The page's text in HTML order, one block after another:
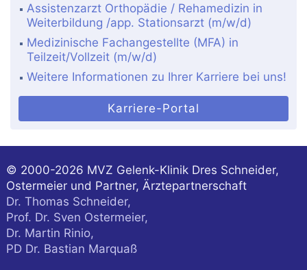
Assistenzarzt Orthopädie / Rehamedizin in
Weiterbildung /app. Stationsarzt (m/w/d)
Medizinische Fachangestellte (MFA) in
Teilzeit/Vollzeit (m/w/d)
Weitere Informationen zu Ihrer Karriere bei uns!
Karriere-Portal
© 2000-2026 MVZ Gelenk-Klinik Dres Schneider,
Ostermeier und Partner, Ärztepartnerschaft
Dr. Thomas Schneider,
Prof. Dr. Sven Ostermeier,
Dr. Martin Rinio,
PD Dr. Bastian Marquaß